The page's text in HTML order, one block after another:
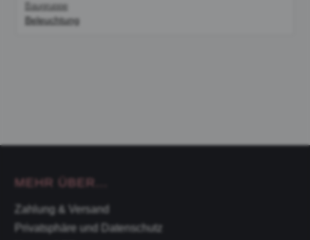
Baugruppe
Beleuchtung
MEHR ÜBER...
Zahlung & Versand
Privatsphäre und Datenschutz